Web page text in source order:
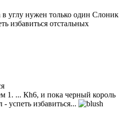
в углу нужен только один Слоник
избавиться отстальных
1. ... Кh6, и пока черный король
- успеть избавиться...